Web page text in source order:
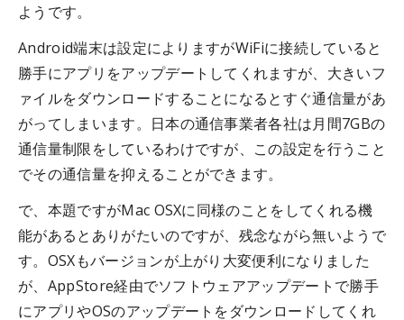
ようです。
Android端末は設定によりますがWiFiに接続していると
勝手にアプリをアップデートしてくれますが、大きいフ
ァイルをダウンロードすることになるとすぐ通信量があ
がってしまいます。日本の通信事業者各社は月間7GBの
通信量制限をしているわけですが、この設定を行うこと
でその通信量を抑えることができます。
で、本題ですがMac OSXに同様のことをしてくれる機
能があるとありがたいのですが、残念ながら無いようで
す。OSXもバージョンが上がり大変便利になりました
が、AppStore経由でソフトウェアアップデートで勝手
にアプリやOSのアップデートをダウンロードしてくれ